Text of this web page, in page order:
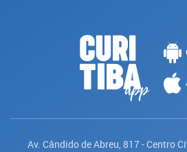
Av. Cândido de Abreu, 817 - Centro